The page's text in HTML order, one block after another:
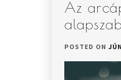
Az
POSTED ON